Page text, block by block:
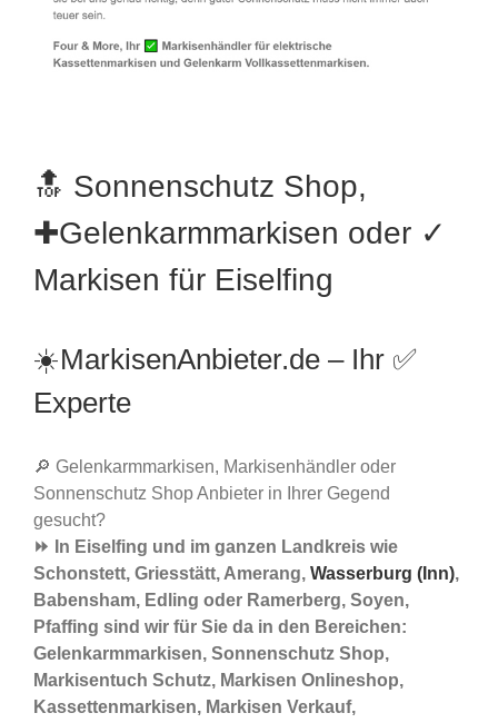
🔝 Sonnenschutz Shop,
✚Gelenkarmmarkisen oder ✓
Markisen für Eiselfing
☀️MarkisenAnbieter.de – Ihr ✅
Experte
🔎 Gelenkarmmarkisen, Markisenhändler oder
Sonnenschutz Shop Anbieter in Ihrer Gegend
gesucht?
⏩ In Eiselfing und im ganzen Landkreis wie
Schonstett, Griesstätt, Amerang, Wasserburg (Inn),
Babensham, Edling oder Ramerberg, Soyen,
Pfaffing sind wir für Sie da in den Bereichen:
Gelenkarmmarkisen, Sonnenschutz Shop,
Markisentuch Schutz, Markisen Onlineshop,
Kassettenmarkisen, Markisen Verkauf,